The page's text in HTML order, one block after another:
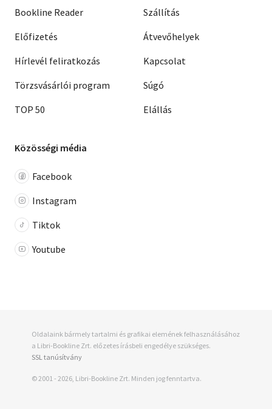
Bookline Reader
Előfizetés
Hírlevél feliratkozás
Törzsvásárlói program
TOP 50
Szállítás
Átvevőhelyek
Kapcsolat
Súgó
Elállás
Közösségi média
Facebook
Instagram
Tiktok
Youtube
Oldalaink bármely tartalmi és grafikai elemének felhasználásához
a Libri-Bookline Zrt. előzetes írásbeli engedélye szükséges.
SSL tanúsítvány
© 2001 - 2026, Libri-Bookline Zrt. Minden jog fenntartva.